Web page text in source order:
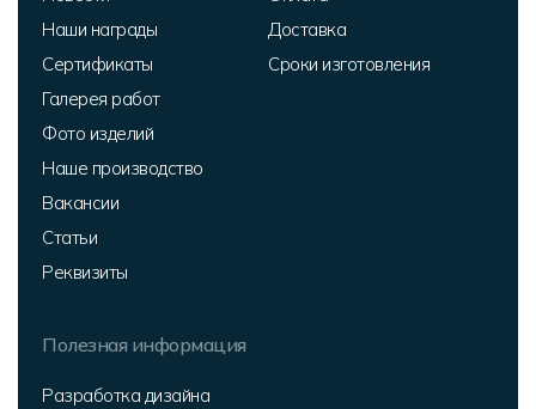
Наши награды
Сертификаты
Галерея работ
Фото изделий
Наше производство
Вакансии
Статьи
Реквизиты
Доставка
Сроки изготовления
Полезная информация
Разработка дизайна